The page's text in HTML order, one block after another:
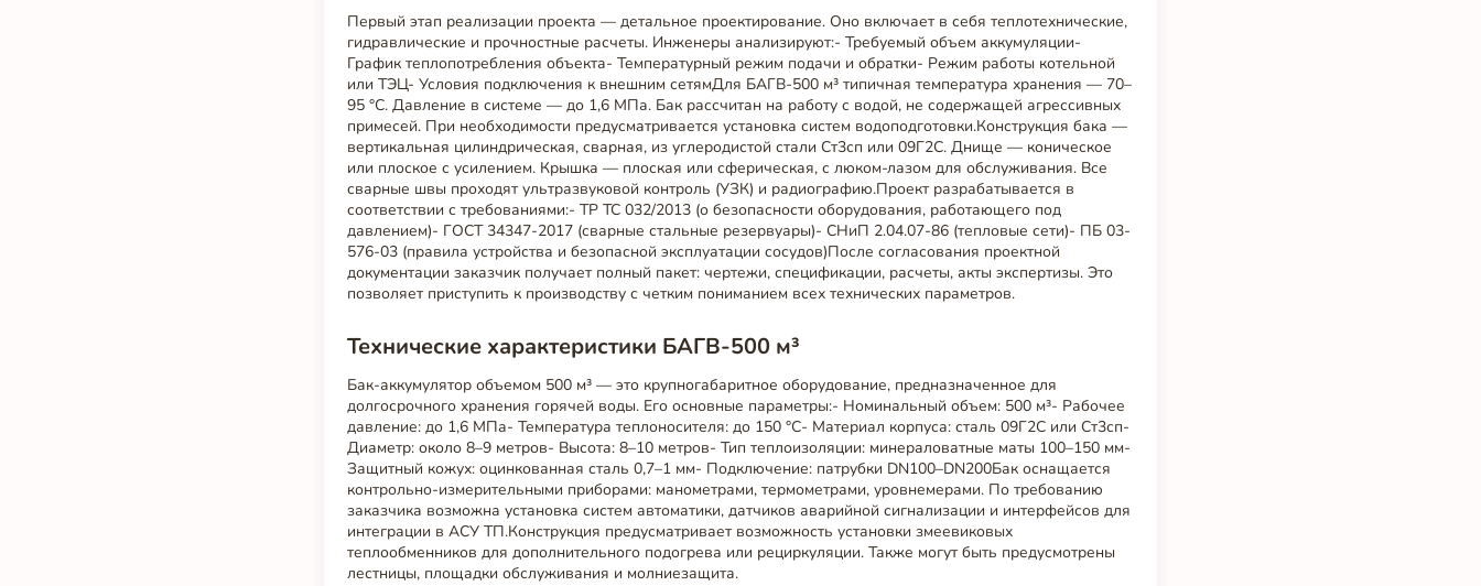
Первый этап реализации проекта — детальное проектирование. Оно включает в себя теплотехнические,
гидравлические и прочностные расчеты. Инженеры анализируют:- Требуемый объем аккумуляции-
График теплопотребления объекта- Температурный режим подачи и обратки- Режим работы котельной
или ТЭЦ- Условия подключения к внешним сетямДля БАГВ-500 м³ типичная температура хранения — 70–
95 °C. Давление в системе — до 1,6 МПа. Бак рассчитан на работу с водой, не содержащей агрессивных
примесей. При необходимости предусматривается установка систем водоподготовки.Конструкция бака —
вертикальная цилиндрическая, сварная, из углеродистой стали Ст3сп или 09Г2С. Днище — коническое
или плоское с усилением. Крышка — плоская или сферическая, с люком-лазом для обслуживания. Все
сварные швы проходят ультразвуковой контроль (УЗК) и радиографию.Проект разрабатывается в
соответствии с требованиями:- ТР ТС 032/2013 (о безопасности оборудования, работающего под
давлением)- ГОСТ 34347-2017 (сварные стальные резервуары)- СНиП 2.04.07-86 (тепловые сети)- ПБ 03-
576-03 (правила устройства и безопасной эксплуатации сосудов)После согласования проектной
документации заказчик получает полный пакет: чертежи, спецификации, расчеты, акты экспертизы. Это
позволяет приступить к производству с четким пониманием всех технических параметров.
Технические характеристики БАГВ-500 м³
Бак-аккумулятор объемом 500 м³ — это крупногабаритное оборудование, предназначенное для
долгосрочного хранения горячей воды. Его основные параметры:- Номинальный объем: 500 м³- Рабочее
давление: до 1,6 МПа- Температура теплоносителя: до 150 °C- Материал корпуса: сталь 09Г2С или Ст3сп-
Диаметр: около 8–9 метров- Высота: 8–10 метров- Тип теплоизоляции: минераловатные маты 100–150 мм-
Защитный кожух: оцинкованная сталь 0,7–1 мм- Подключение: патрубки DN100–DN200Бак оснащается
контрольно-измерительными приборами: манометрами, термометрами, уровнемерами. По требованию
заказчика возможна установка систем автоматики, датчиков аварийной сигнализации и интерфейсов для
интеграции в АСУ ТП.Конструкция предусматривает возможность установки змеевиковых
теплообменников для дополнительного подогрева или рециркуляции. Также могут быть предусмотрены
лестницы, площадки обслуживания и молниезащита.